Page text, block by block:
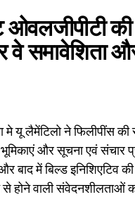
ओवलजीपीटी
समावेशिता
मे यू लैमेंटिलो ने फिलीपींस
भूमिकाएं और सूचना एवं
बाद में बिल्ड इनिशिएटिव
वाली संवेदनशीलताओं